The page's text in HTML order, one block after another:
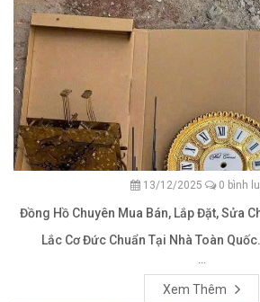
13/12/2025 0 bình
Đồng Hồ Chuyên Mua Bán, Lắp Đặt, Sửa
Lắc Cơ Đức Chuẩn Tại Nhà Toàn
Xem Thêm